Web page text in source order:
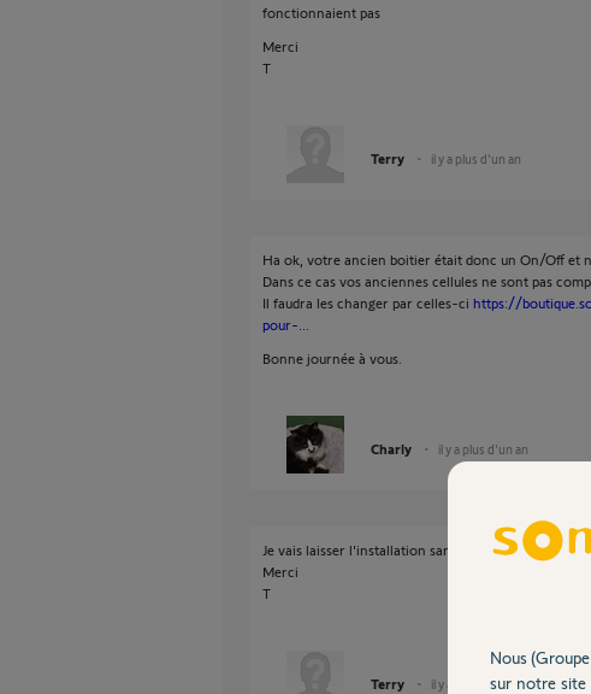
fonctionnaient pas
Merci
T
Terry il y a plus d'un an
Ha ok, votre ancien boitier était donc un On/Off et
Dans ce cas vos anciennes cellules ne sont pas
Il faudra les changer par celles-ci https://
pour-...
Bonne journée à vous.
Charly il y a plus d'un an
Je vais laisser l'installation sans les cellules, car tout
Merci
T
Terry il y a plus d'un an
Nous
sur notre site